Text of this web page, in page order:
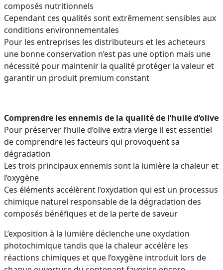
composés nutritionnels
Cependant ces qualités sont extrêmement sensibles aux
conditions environnementales
Pour les entreprises les distributeurs et les acheteurs
une bonne conservation n’est pas une option mais une
nécessité pour maintenir la qualité protéger la valeur et
garantir un produit premium constant
Comprendre les ennemis de la qualité de l’huile d’olive
Pour préserver l’huile d’olive extra vierge il est essentiel
de comprendre les facteurs qui provoquent sa
dégradation
Les trois principaux ennemis sont la lumière la chaleur et
l’oxygène
Ces éléments accélèrent l’oxydation qui est un processus
chimique naturel responsable de la dégradation des
composés bénéfiques et de la perte de saveur
L’exposition à la lumière déclenche une oxydation
photochimique tandis que la chaleur accélère les
réactions chimiques et que l’oxygène introduit lors de